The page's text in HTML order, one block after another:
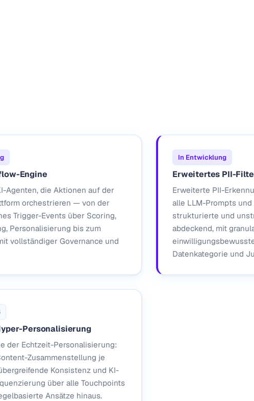
Engine
Agenten, die Aktionen auf der
orchestrieren — von der
Trigger-Events über Scoring,
Personalisierung bis zum
vollständiger Governance und
In Entwicklung
Erweitertes PII-
Erweiterte PII-
alle LLM-Prompts
strukturierte und
abdeckend, mit
Datenkategorie und
Personalisierung
der Echtzeit-Personalisierung:
Zusammenstellung je
Konsistenz und KI-
über alle Touchpoints
Ansätze hinaus.